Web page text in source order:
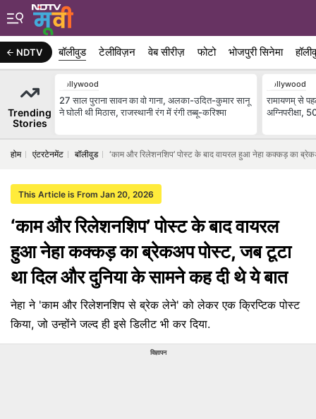
NDTV बॉलीवुड टेलीविज़न वेब सीरीज़ फोटो भोजपुरी सिनेमा
Trending
Stories
Bollywood
27 साल पुराना सावन का वो गाना, अलका-उदित-कुमार सानू
ने घोली थी मिठास, राजस्थानी रंग में रंगी तब्बू-करिश्मा
Bollywood
रामायणम् से
अग्निपरीक्षा,
होम एंटरटेनमेंट बॉलीवुड ‘काम और रिलेशनशिप’ पोस्ट के बाद वायरल हुआ नेहा कक्कड़ का
This Article is From Jan 20, 2026
‘काम और रिलेशनशिप’ पोस्ट के बाद वायरल
हुआ नेहा कक्कड़ का ब्रेकअप पोस्ट, जब टूटा
था दिल और दुनिया के सामने कह दी थे ये बात
नेहा ने 'काम और रिलेशनशिप से ब्रेक लेने' को लेकर एक क्रिप्टिक पोस्ट
किया, जो उन्होंने जल्द ही इसे डिलीट भी कर दिया.
विज्ञापन